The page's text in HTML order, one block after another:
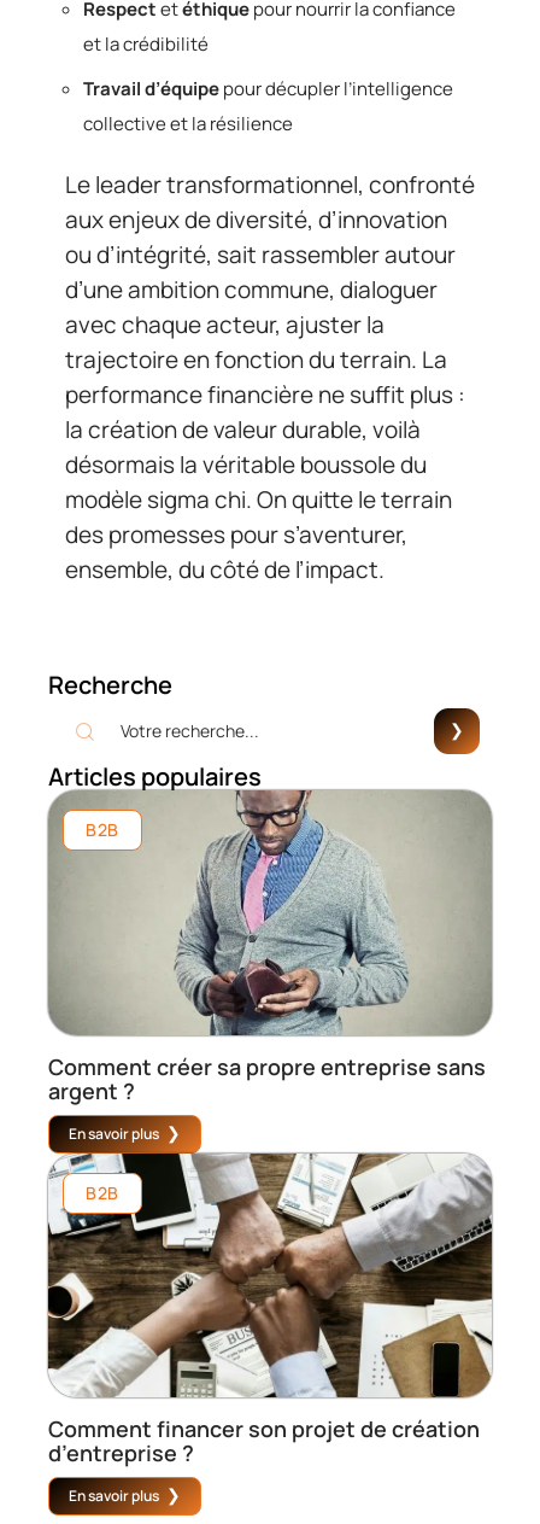
Respectetéthiquepour nourrir la confiance
et la crédibilité
Travail d’équipepour décupler l’intelligence
collective et la résilience
Le leader transformationnel, confronté
aux enjeux de diversité, d’innovation
ou d’intégrité, sait rassembler autour
d’une ambition commune, dialoguer
avec chaque acteur, ajuster la
trajectoire en fonction du terrain. La
performance financière ne suffit plus :
la création de valeur durable, voilà
désormais la véritable boussole du
modèle sigma chi. On quitte le terrain
des promesses pour s’aventurer,
ensemble, du côté de l’impact.
Recherche
Articles populaires
B2B
Comment créer sa propre entreprise sans
argent ?
En savoir plus
B2B
Comment financer son projet de création
d’entreprise ?
En savoir plus